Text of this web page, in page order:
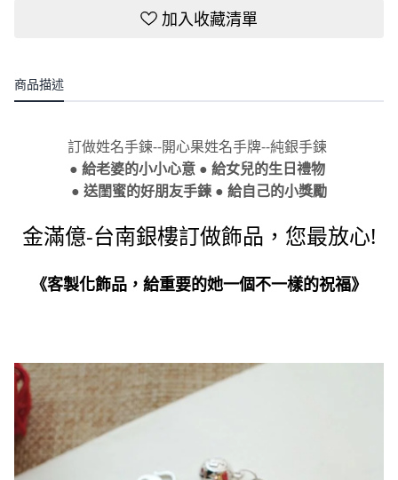
加入收藏清單
商品描述
訂做姓名手鍊--開心果姓名手牌--純銀手鍊
● 給老婆的小小心意 ● 給女兒的生日禮物
● 送閨蜜的好朋友手鍊 ● 給自己的小獎勵
金滿億-台南銀樓訂做飾品，您最放心!
《客製化飾品，給重要的她一個不一樣的祝福》